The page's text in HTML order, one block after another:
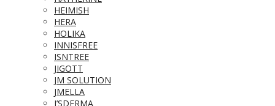
HEIMISH
HERA
HOLIKA
INNISFREE
ISNTREE
JIGOTT
JM SOLUTION
JMELLA
J’SDERMA